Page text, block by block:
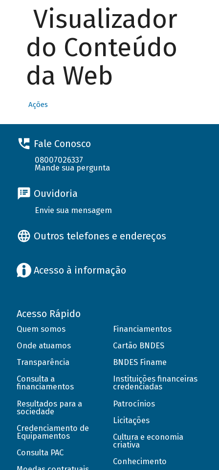
Visualizador
do Conteúdo
da Web
Ações
Fale Conosco
08007026337
Mande sua pergunta
Ouvidoria
Envie sua mensagem
Outros telefones e endereços
Acesso à informação
Acesso Rápido
Quem somos
Onde atuamos
Transparência
Consulta a
financiamentos
Resultados para a
sociedade
Credenciamento de
Equipamentos
Consulta PAC
Financiamentos
Cartão BNDES
BNDES Finame
Instituições financeiras
credenciadas
Patrocínios
Licitações
Cultura e economia
criativa
Conhecimento